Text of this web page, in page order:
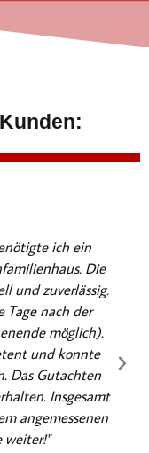
ich ein
Die
und zuverlässig.
Tage nach der
möglich).
und konnte
Das Gutachten
Insgesamt
angemessenen
weiter!"